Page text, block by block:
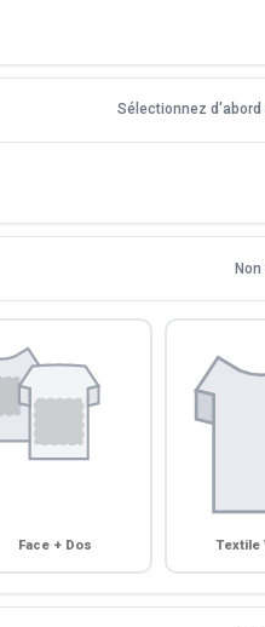
Sélectionnez d'abord
Face + Dos Textile